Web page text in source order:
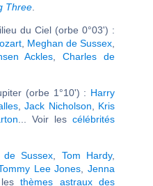
Three
du Ciel (orbe 0°03') :
Meghan de Sussex
Ackles ,Charles de
(orbe 1°10') : Harry
,Jack Nicholson
Kris
... Voir lescélébrités
de Sussex Tom Hardy,
Lee Jones ,Jenna
thèmes astraux des